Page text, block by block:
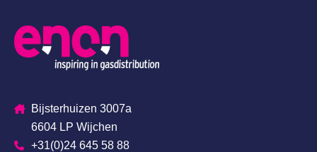
Bijsterhuizen 3007a
6604 LP Wijchen
+31(0)24 645 58 88